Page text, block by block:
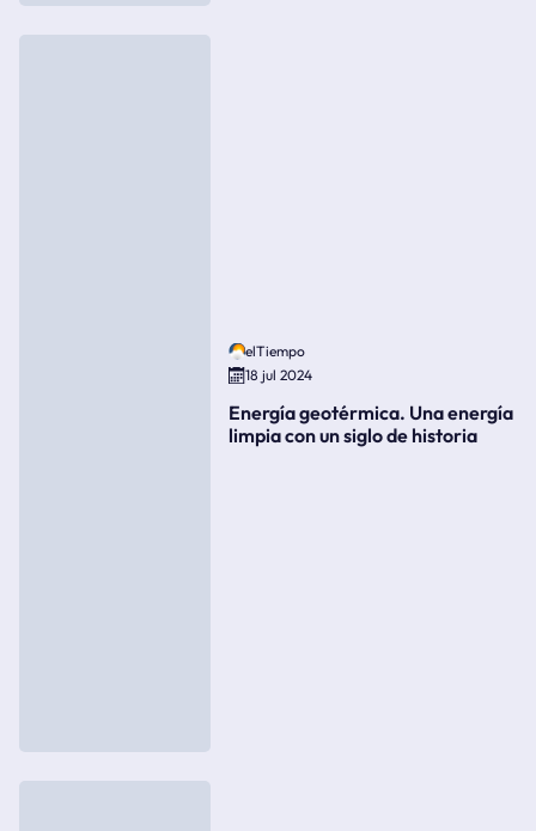
elTiempo
18 jul 2024
Energía geotérmica. Una energía
limpia con un siglo de historia